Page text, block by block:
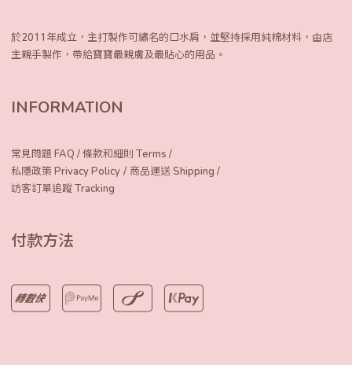
於2011年成立，主打製作可繡名的口水肩， 並堅持採用純棉材料，由店
主親手製作， 帶給寶寶最親膚及最貼心的用品。
INFORMATION
常見問題 FAQ /條款和細則 Terms /
私隱政策 Privacy Policy / 商品運送 Shipping /
訪客訂單追蹤 Tracking
付款方法